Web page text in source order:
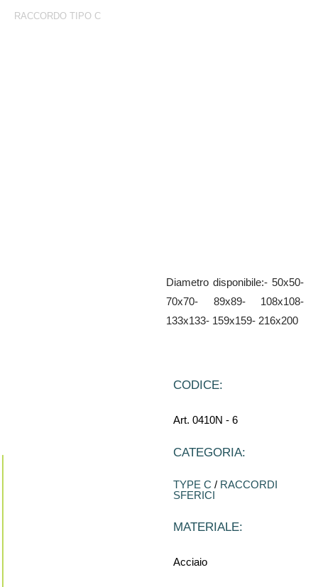
RACCORDO TIPO C
Diametro disponibile:- 50x50-
70x70- 89x89- 108x108-
133x133- 159x159- 216x200
CODICE:
Art. 0410N - 6
CATEGORIA:
TYPE C / RACCORDI
SFERICI
MATERIALE:
Acciaio